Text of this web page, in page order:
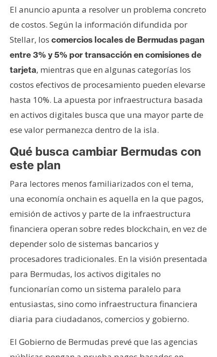
El anuncio apunta a resolver un problema concreto
de costos. Según la información difundida por
Stellar, los comercios locales de Bermudas pagan
entre 3% y 5% por transacción en comisiones de
tarjeta, mientras que en algunas categorías los
costos efectivos de procesamiento pueden elevarse
hasta 10%. La apuesta por infraestructura basada
en activos digitales busca que una mayor parte de
ese valor permanezca dentro de la isla.
Qué busca cambiar Bermudas con
este plan
Para lectores menos familiarizados con el tema,
una economía onchain es aquella en la que pagos,
emisión de activos y parte de la infraestructura
financiera operan sobre redes blockchain, en vez de
depender solo de sistemas bancarios y
procesadores tradicionales. En la visión presentada
para Bermudas, los activos digitales no
funcionarían como un sistema paralelo para
entusiastas, sino como infraestructura financiera
diaria para ciudadanos, comercios y gobierno.
El Gobierno de Bermudas prevé que las agencias